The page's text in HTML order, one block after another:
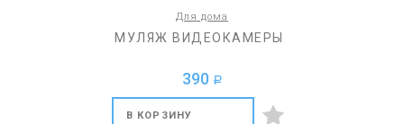
Для дома
МУЛЯЖ ВИДЕОКАМЕРЫ
390 a
В КОРЗИНУ